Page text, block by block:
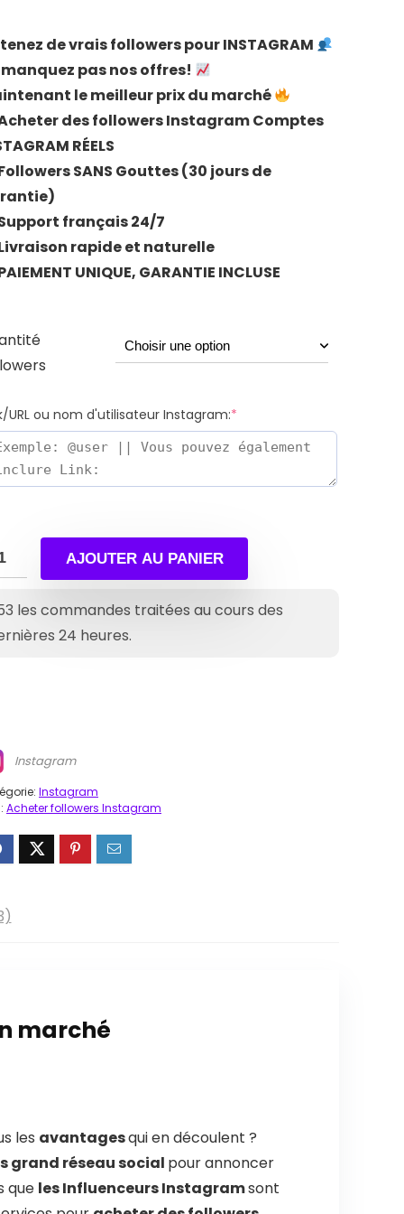
initial
était :
€2,65.
actuel
est :
€1,90.
de vrais followers pour INSTAGRAM
manquez pas nos offres!
le meilleur prix du marché
des followers Instagram Comptes
RÉELS
SANS Gouttes (30 jours de
français 24/7
rapide et naturelle
UNIQUE, GARANTIE INCLUSE
URL ou nom d'utilisateur Instagram:*
AJOUTER AU PANIER
les commandes traitées au cours des
24 heures.
Instagram
Instagram
Acheter followers Instagram
marché
les avantagesqui en découlent ?
grand réseau social pour annoncer
que les Influenceurs Instagramsont